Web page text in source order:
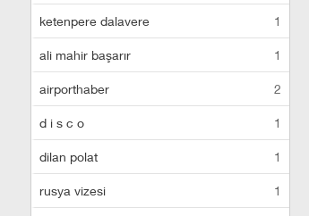
ketenpere dalavere 1
ali mahir başarır 1
airporthaber 2
d i s c o 1
dilan polat 1
rusya vizesi 1